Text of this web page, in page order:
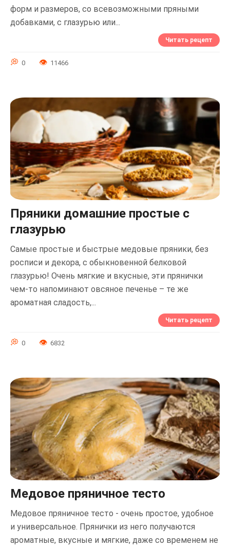
форм и размеров, со всевозможными пряными
добавками, с глазурью или...
Читать рецепт
0 11466
Пряники домашние простые с
глазурью
Самые простые и быстрые медовые пряники, без
росписи и декора, с обыкновенной белковой
глазурью! Очень мягкие и вкусные, эти прянички
чем-то напоминают овсяное печенье – те же
ароматная сладость,...
Читать рецепт
0 6832
Медовое пряничное тесто
Медовое пряничное тесто - очень простое, удобное
и универсальное. Прянички из него получаются
ароматные, вкусные и мягкие, даже со временем не